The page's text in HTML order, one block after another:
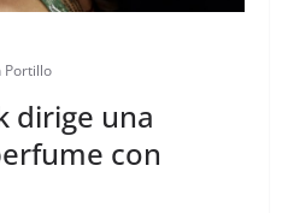
Portillo
dirige una
con